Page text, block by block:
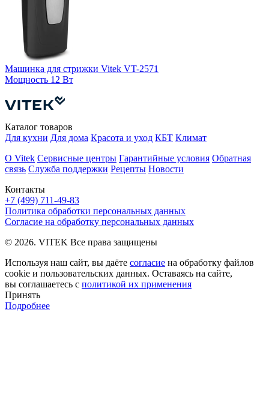
Машинка для стрижки Vitek VT-2571
Мощность 12 Вт
Контакты
+7 (499) 711-49-83
Каталог товаров
Для кухни Для дома Красота и уход КБТ Климат
О Vitek Сервисные центры Гарантийные условия Обратная
связь Служба поддержки Рецепты Новости
Политика обработки персональных данных
Согласие на обработку персональных данных
© 2026. VITEK Все права защищены
Используя наш сайт, вы даёте согласие на обработку файлов
cookie и пользовательских данных. Оставаясь на сайте,
вы соглашаетесь с политикой их применения
Принять
Подробнее